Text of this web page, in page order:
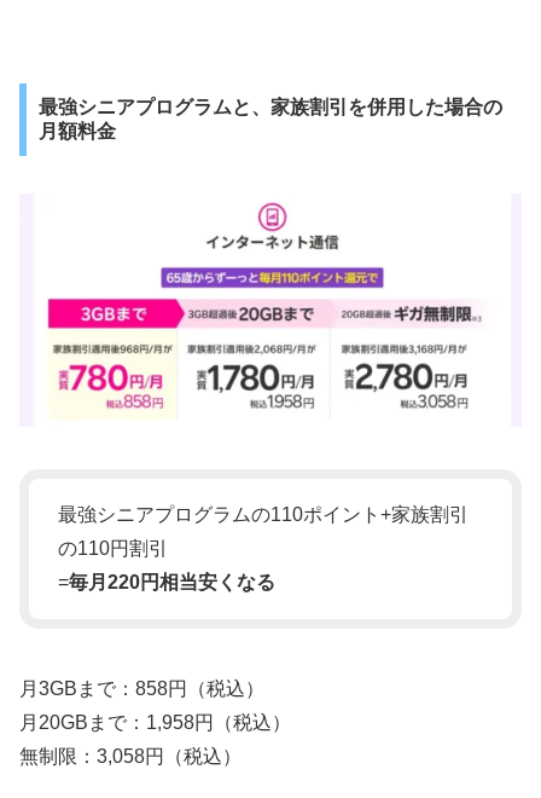
最強シニアプログラムと、家族割引を併用した場合の
月額料金
最強シニアプログラムの110ポイント+家族割引
の110円割引
=毎月220円相当安くなる
月3GBまで：858円（税込）
月20GBまで：1,958円（税込）
無制限：3,058円（税込）